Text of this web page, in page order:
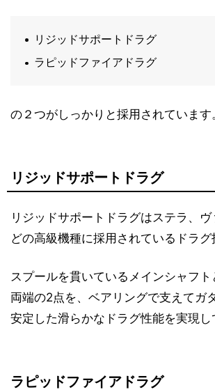
リジッドサポートドラグ
ラピッドファイアドラグ
の２つがしっかりと採用されています
リジッドサポートドラグ
リジッドサポートドラグはステラ、
どの高級機種に採用されているドラグ
スプールを貫いているメインシャフト
両端の2点を、ベアリングで支えてガ
安定した滑らかなドラグ性能を実現し
ラピッドファイアドラグ